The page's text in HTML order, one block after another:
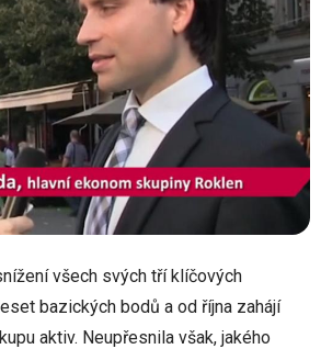
všech svých tří klíčových
bazických bodů a od října zahájí
aktiv. Neupřesnila však, jakého